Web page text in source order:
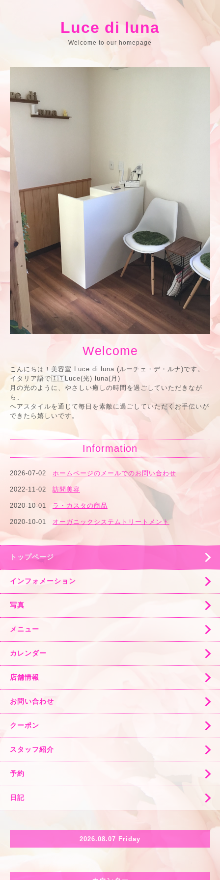
Luce di luna
Welcome to our homepage
Welcome
こんにちは！美容室 Luce di luna (ルーチェ・デ・ルナ)です。
イタリア語で🇮🇹Luce(光) luna(月)
月の光のように、やさしい癒しの時間を過ごしていただきなが
ら、
ヘアスタイルを通じて毎日を素敵に過ごしていただくお手伝いが
できたら嬉しいです。
Information
2026-07-02 ホームページのメールでのお問い合わせ
2022-11-02 訪問美容
2020-10-01 ラ・カスタの商品
2020-10-01 オーガニックシステムトリートメント
トップページ
インフォメーション
写真
メニュー
カレンダー
店舗情報
お問い合わせ
クーポン
スタッフ紹介
予約
日記
2026.08.07 Friday